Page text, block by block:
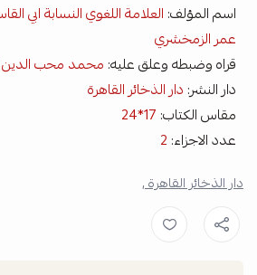
اسم المؤلف: العلامة اللغوي النسابة ابي
عمر الزمخشري
قراه وضبطه وعلق عليه: محمد محب الدين
دار النشر: دار الذخائر القاهرة
مقاس الكتاب: 17*24
عدد الاجزاء:
دار الذخائر القاهرة ,